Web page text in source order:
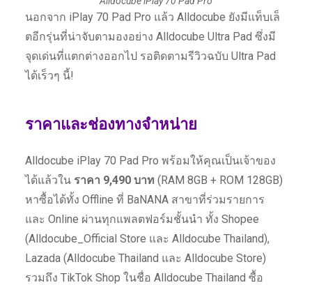
นอกจาก iPlay 70 Pad Pro แล้ว Alldocube ยังมีแท็บเล็
ตอีกรุ่นที่น่าจับตามองอย่าง Alldocube Ultra Pad ซึ่งมี
จุดเด่นที่แตกต่างออกไป รอติดตามรีวิวฉบับ Ultra Pad
ได้เร็วๆ นี้!
ราคาและช่องทางจำหน่าย
Alldocube iPlay 70 Pad Pro พร้อมให้คุณเป็นเจ้าของ
ได้แล้วใน ราคา 9,490 บาท (RAM 8GB + ROM 128GB)
หาซื้อได้ทั้ง Offline ที่ BaNANA สาขาที่ร่วมรายการ
และ Online ผ่านทุกแพลตฟอร์มชั้นนำ ทั้ง Shopee
(Alldocube_Official Store และ Alldocube Thailand),
Lazada (Alldocube Thailand และ Alldocube Store)
รวมถึง TikTok Shop ในชื่อ Alldocube Thailand ซื้อ